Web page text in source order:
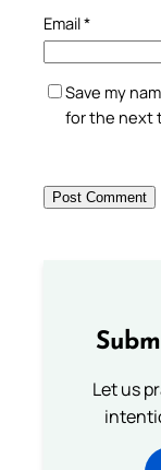
Email*
Save my
for the next
Let us